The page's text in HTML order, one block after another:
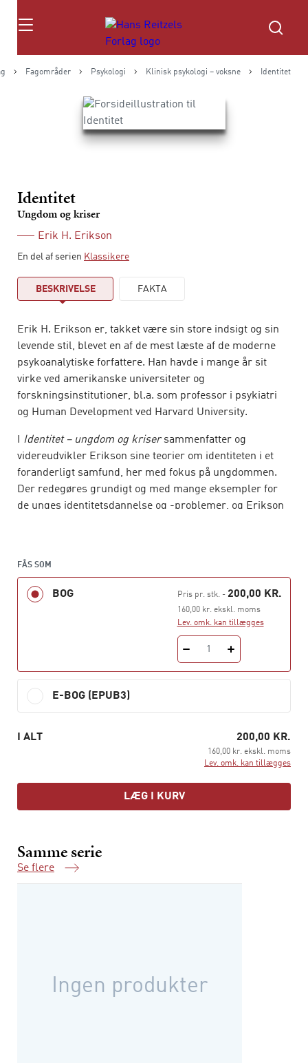
Søg
Fagområder Psykologi Klinisk psykologi – voksne Identitet
Identitet
Ungdom og kriser
Erik H. Erikson
En del af serien Klassikere
BESKRIVELSE FAKTA
Erik H. Erikson er, takket være sin store indsigt og sin
levende stil, blevet en af de mest læste af de moderne
psykoanalytiske forfattere. Han havde i mange år sit
virke ved amerikanske universiteter og
forskningsinstitutioner, bl.a. som professor i psykiatri
og Human Development ved Harvard University.
I Identitet – ungdom og krisersammenfatter og
videreudvikler Erikson sine teorier om identiteten i et
foranderligt samfund, her med fokus på ungdommen.
Der redegøres grundigt og med mange eksempler for
de unges identitetsdannelse og -problemer, og Erikson
Identitet – ungdom og kriser
dansk i 1971 og genudgives nu i Hans Reitzels Forlags
serie Klassikere
FÅS SOM
BOG Pris pr. stk.- 200,00 KR.
160,00 kr. ekskl. moms
Lev. omk. kan tillægges
1
E-BOG (EPUB3)
I ALT 200,00 KR.
160,00 kr. ekskl. moms
Lev. omk. kan tillægges
LÆG I KURV
Samme serie
Se flere
Samme serie
Ingen produkter